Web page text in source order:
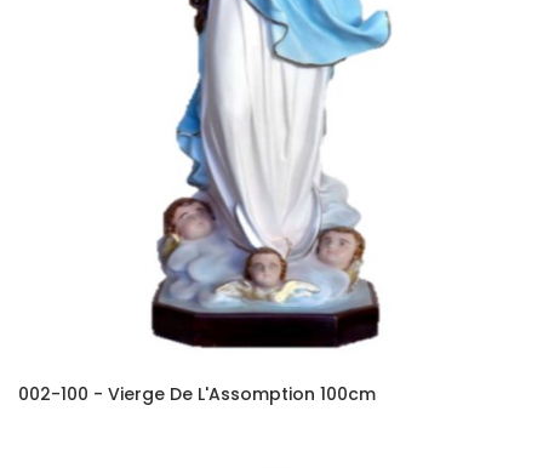
002-100 - Vierge De L'Assomption 100cm